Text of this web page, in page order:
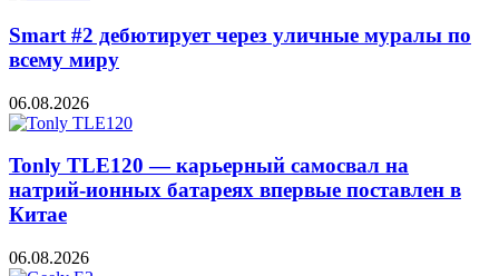
Smart #2 дебютирует через уличные муралы по
всему миру
06.08.2026
Tonly TLE120 — карьерный самосвал на
натрий-ионных батареях впервые поставлен в
Китае
06.08.2026